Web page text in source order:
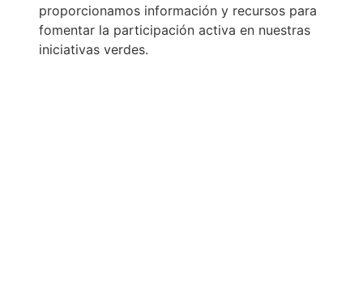
proporcionamos información y recursos para
fomentar la participación activa en nuestras
iniciativas verdes.